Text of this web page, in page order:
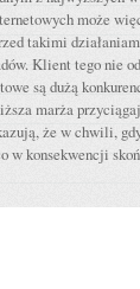
może
takimi
Klient tego nie
są dużą
marża
że w chwili,
w konsekwencji